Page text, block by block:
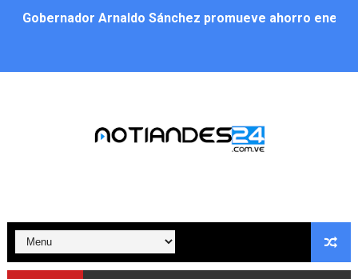
Gobernador Arnaldo Sánchez promueve ahorro
Cuerpos de Seguridad activaron operativos
Alcaldía de Libertador impulsa el Plan Ofensiva
Cidata y el Observatorio Astronómico Nacional de